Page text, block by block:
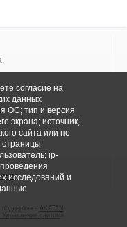
Управление сайтом
согласие на
данных
ОС; тип и версия
экрана; источник,
сайта или по
страницы
ip-
исследований и